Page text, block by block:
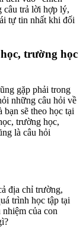
câu trả lời hợp lý,
tự tin nhất khi đối
trường học
gặp phải trong
những câu hỏi về
sẽ theo học tại
trường học,
là câu hỏi
địa chỉ trường,
trình học tập tại
của con